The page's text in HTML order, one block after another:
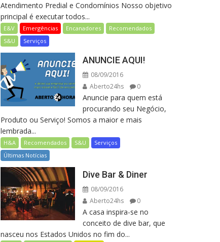
Atendimento Predial e Condomínios Nosso objetivo
principal é executar todos...
E&V Emergências Encanadores
Recomendados
S&U
Serviços
ANUNCIE AQUI!
08/09/2016
Aberto24hs
0
Anuncie para quem está
procurando seu Negócio,
Produto ou Serviço! Somos a maior e mais
lembrada...
H&A Recomendados S&U
Serviços
Últimas Notícias
Dive Bar & Diner
08/09/2016
Aberto24hs
0
A casa inspira-se no
conceito de dive bar, que
nasceu nos Estados Unidos no fim do...